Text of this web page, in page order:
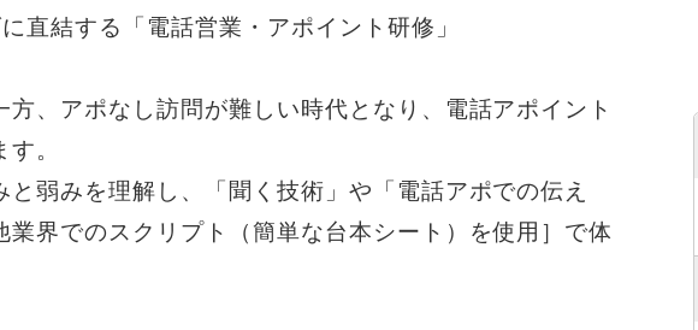
直結する「電話営業・アポイント研修」
方、アポなし訪問が難しい時代となり、電話アポイント
。
弱みを理解し、「聞く技術」や「電話アポでの伝え
業界でのスクリプト（簡単な台本シート）を使用］で体